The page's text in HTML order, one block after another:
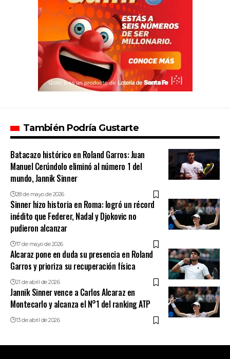
También Podría Gustarte
Batacazo histórico en Roland Garros: Juan
Manuel Cerúndolo eliminó al número 1 del
mundo, Jannik Sinner
28 de mayo de 2026
Sinner hizo historia en Roma: logró un récord
inédito que Federer, Nadal y Djokovic no
pudieron alcanzar
17 de mayo de 2026
Alcaraz pone en duda su presencia en Roland
Garros y prioriza su recuperación física
21 de abril de 2026
Jannik Sinner vence a Carlos Alcaraz en
Montecarlo y alcanza el N°1 del ranking ATP
13 de abril de 2026